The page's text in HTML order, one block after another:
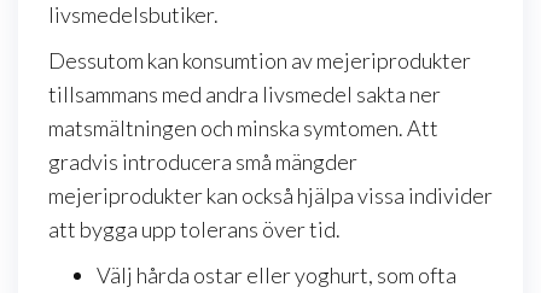
livsmedelsbutiker.
Dessutom kan konsumtion av mejeriprodukter
tillsammans med andra livsmedel sakta ner
matsmältningen och minska symtomen. Att
gradvis introducera små mängder
mejeriprodukter kan också hjälpa vissa individer
att bygga upp tolerans över tid.
Välj hårda ostar eller yoghurt, som ofta